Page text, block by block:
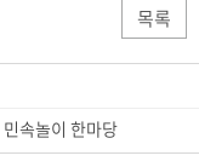
목록
속놀이 한마당